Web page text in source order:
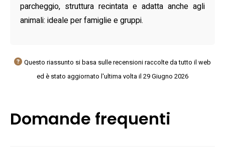
parcheggio, struttura recintata e adatta anche agli
animali: ideale per famiglie e gruppi.
Questo riassunto si basa sulle recensioni raccolte da tutto il web
ed è stato aggiornato l'ultima volta il 29 Giugno 2026
Domande frequenti